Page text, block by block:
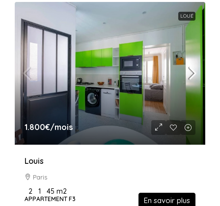
LOUÉ
1.800€/mois
Louis
Paris
2 1 45 m2
APPARTEMENT F3 En savoir plus